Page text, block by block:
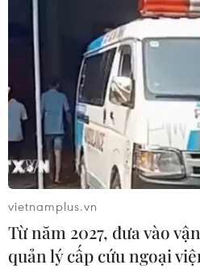
vietnamplus.vn
Từ năm 2027, đưa vào
quản lý cấp cứu ngoại